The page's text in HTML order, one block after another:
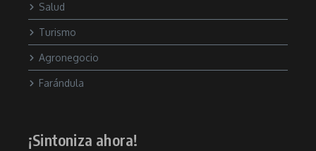
Salud
Turismo
Agronegocio
Farándula
¡Sintoniza ahora!